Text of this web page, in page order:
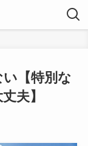
【特別な
夫】